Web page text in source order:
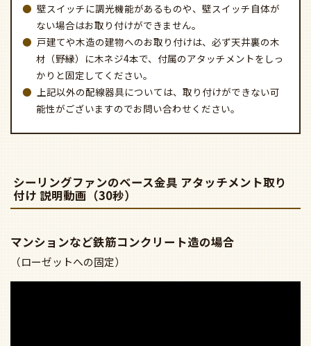
壁スイッチに調光機能があるものや、壁スイッチ自体が
ない場合はお取り付けができません。
戸建てや木造の建物へのお取り付けは、必ず天井裏の木
材（野縁）に木ネジ4本で、付属のアタッチメントをしっ
かりと固定してください。
上記以外の配線器具については、取り付けができない可
能性がございますのでお問い合わせください。
シーリングファンのベース金具 アタッチメント取り
付け 説明動画（30秒）
マンションなど鉄筋コンクリート造の場合
（ローゼットへの固定）